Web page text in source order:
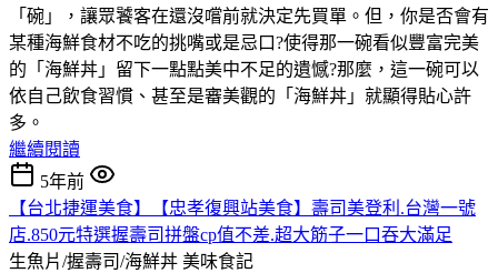
「碗」，讓眾饕客在還沒嚐前就決定先買單。但，你是否會有
某種海鮮食材不吃的挑嘴或是忌口?使得那一碗看似豐富完美
的「海鮮丼」留下一點點美中不足的遺憾?那麼，這一碗可以
依自己飲食習慣、甚至是審美觀的「海鮮丼」就顯得貼心許
多。
繼續閱讀
5年前
【台北捷運美食】【忠孝復興站美食】壽司美登利.台灣一號
店.850元特選握壽司拼盤cp值不差.超大筋子一口吞大滿足
生魚片/握壽司/海鮮丼 美味食記